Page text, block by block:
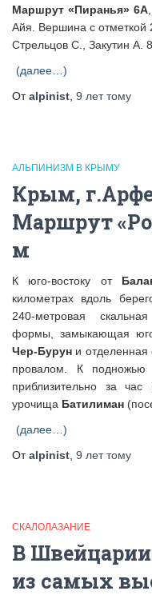
Маршрут «Пиранья» 6А
Айя. Вершина с
Стрельцов С., Закутин А.
(далее…)
Отalpinist 9 леттому
АЛЬПИНИЗМ В КРЫМУ
Крым,
Маршрут
м
К юго-востоку от
километрах вдоль
240-метровая
формы, замыкающая
Чер-Бурун и отделенная
провалом. К
приблизительно за
урочища Батилиман
(далее…)
Отalpinist 9 леттому
СКАЛОЛАЗАНИЕ
В
из самых